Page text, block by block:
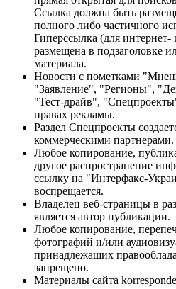
Ссылка должна быть
полного либо частичного
Гиперссылка (для
размещена в подзаголовке
материала.
Новости с пометками
"Заявление", "Регионы",
"Тест-драйв",
правах рекламы.
Раздел Спецпроекты
коммерческими партнерами.
Любое копирование,
другое распространение
ссылку на "Интерфакс-
воспрещается.
Владелец веб-страницы в
является автор публикации.
Любое копирование,
фотографий и/или
принадлежащих
запрещено.
Материалы сайта